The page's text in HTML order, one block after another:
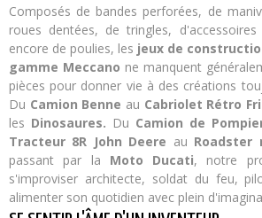
Composés de bandes perforées, de
roues dentées, de tringles,
encore de poulies, les jeux de
gamme Meccano ne manquent
pièces pour donner vie à des créations
Du Camion Benne au Cabriolet Rétro
les Dinosaures. Du Camion de
Tracteur 8R John Deere au Roadster
passant par la Moto Ducati, notre
s'improviser architecte, soldat du feu,
alimenter son quotidien avec plein